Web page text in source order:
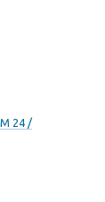
24 /